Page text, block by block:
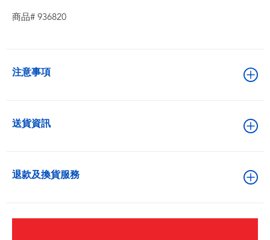
商品# 936820
注意事項
送貨資訊
退款及換貨服務